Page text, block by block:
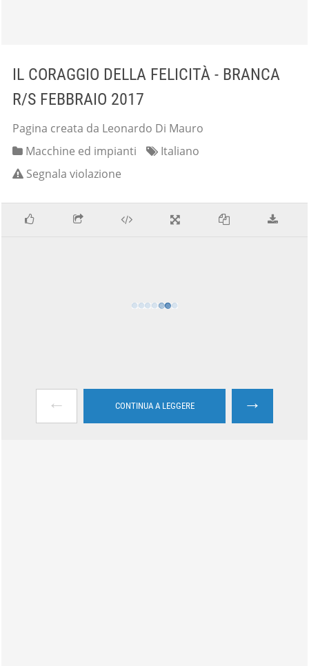
IL CORAGGIO DELLA FELICITÀ - BRANCA
R/S FEBBRAIO 2017
Pagina creata da Leonardo Di Mauro
Macchine ed impianti
Italiano
Segnala violazione
← CONTINUA A LEGGERE →